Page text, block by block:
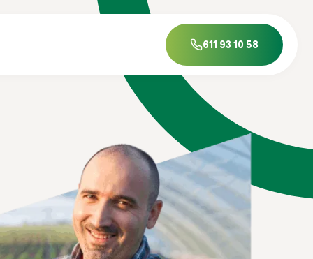
611 93 10 58